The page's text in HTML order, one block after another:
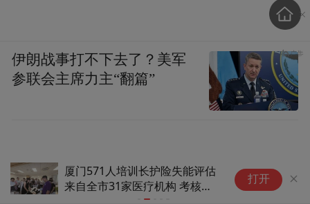
厦门571人培训长护险失能评估
来自全市31家医疗机构 考核通
打开
伊朗战事打不下去了？美军
参联会主席力主“翻篇”